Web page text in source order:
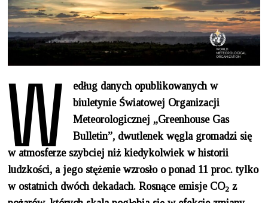
W
edług danych opublikowanych w
biuletynie Światowej Organizacji
Meteorologicznej „Greenhouse Gas
Bulletin”, dwutlenek węgla gromadzi się
w atmosferze szybciej niż kiedykolwiek w historii
ludzkości, a jego stężenie wzrosło o ponad 11 proc. tylko
w ostatnich dwóch dekadach. Rosnące emisje CO2 z